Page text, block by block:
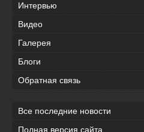
Интервью
Видео
Галерея
Блоги
Обратная связь
Все последние новости
Полная версия сайта